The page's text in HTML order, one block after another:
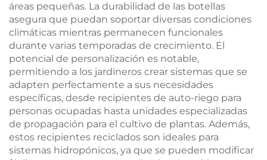
áreas pequeñas. La durabilidad de las botellas
asegura que puedan soportar diversas condiciones
climáticas mientras permanecen funcionales
durante varias temporadas de crecimiento. El
potencial de personalización es notable,
permitiendo a los jardineros crear sistemas que se
adapten perfectamente a sus necesidades
específicas, desde recipientes de auto-riego para
personas ocupadas hasta unidades especializadas
de propagación para el cultivo de plantas. Además,
estos recipientes reciclados son ideales para
sistemas hidropónicos, ya que se pueden modificar